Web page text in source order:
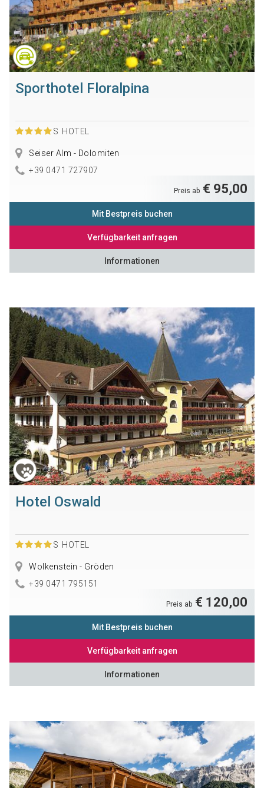
Sporthotel Floralpina
S HOTEL
Seiser Alm - Dolomiten
+39 0471 727907
Preis ab € 95,00
Mit Bestpreis buchen
Verfügbarkeit anfragen
Informationen
Hotel Oswald
S HOTEL
Wolkenstein - Gröden
+39 0471 795151
Preis ab € 120,00
Mit Bestpreis buchen
Verfügbarkeit anfragen
Informationen